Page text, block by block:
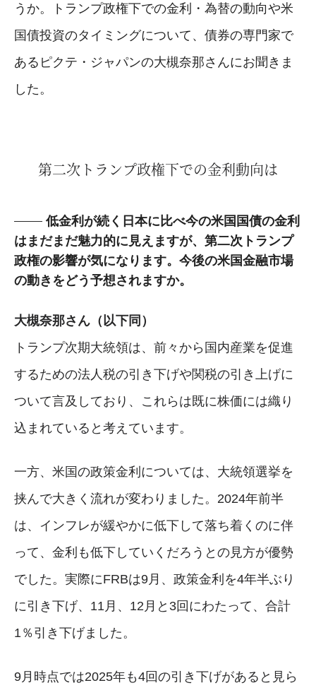
うか。トランプ政権下での金利・為替の動向や米
国債投資のタイミングについて、債券の専門家で
あるピクテ・ジャパンの大槻奈那さんにお聞きま
した。
第二次トランプ政権下での金利動向は
低金利が続く日本に比べ今の米国国債の金利
はまだまだ魅力的に見えますが、第二次トランプ
政権の影響が気になります。今後の米国金融市場
の動きをどう予想されますか。
大槻奈那さん（以下同）
トランプ次期大統領は、前々から国内産業を促進
するための法人税の引き下げや関税の引き上げに
ついて言及しており、これらは既に株価には織り
込まれていると考えています。
一方、米国の政策金利については、大統領選挙を
挟んで大きく流れが変わりました。2024年前半
は、インフレが緩やかに低下して落ち着くのに伴
って、金利も低下していくだろうとの見方が優勢
でした。実際にFRBは9月、政策金利を4年半ぶり
に引き下げ、11月、12月と3回にわたって、合計
1％引き下げました。
9月時点では2025年も4回の引き下げがあると見ら